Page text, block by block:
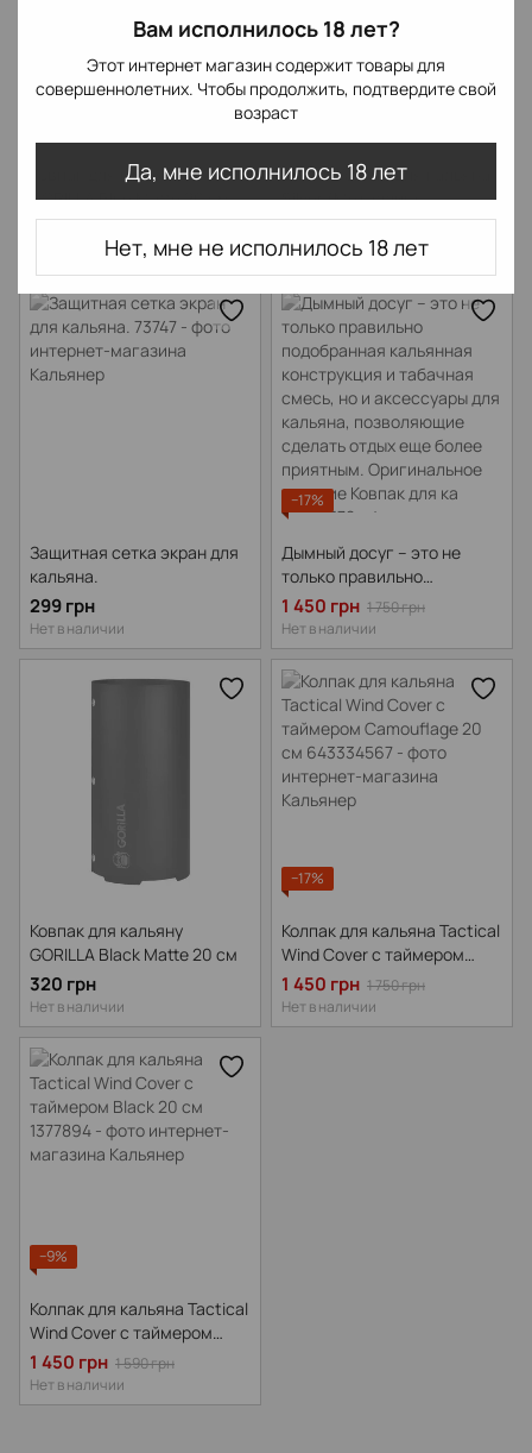
Вам исполнилось 18 лет?
Этот интернет магазин содержит товары для
совершеннолетних. Чтобы продолжить, подтвердите свой
возраст
Да, мне исполнилось 18 лет
Нет, мне не исполнилось 18 лет
Ковпак для кальяну
GORILLA Blue Matte 20 см
350 грн
Сетка-Колпак для кальяна
Silver (Металлик)
130 грн
В наличии
Защитная сетка экран для
кальяна.
299 грн
Нет в наличии
−17%
Дымный досуг – это не
только правильно
подобранная кальянная
конструкция и табачная
смесь, но и аксессуары для
кальяна, позволяющие
сделать отдых еще более
приятным. Оригинальное
изделие Ковпак для ка
1 450 грн 1 750 грн
Нет в наличии
Ковпак для кальяну
GORILLA Black Matte 20 см
320 грн
Нет в наличии
−17%
Колпак для кальяна Tactical
Wind Cover с таймером
Camouflage 20 см
1 450 грн 1 750 грн
Нет в наличии
−9%
Колпак для кальяна Tactical
Wind Cover с таймером
Black 20 см, Черный
1 450 грн 1 590 грн
Нет в наличии